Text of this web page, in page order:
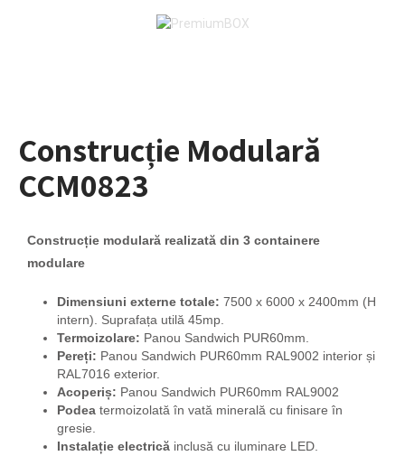
Construcție Modulară
CCM0823
Construcție modulară realizată din 3 containere
modulare
Dimensiuni externe totale: 7500 x 6000 x 2400mm (H
intern). Suprafața utilă 45mp.
Termoizolare: Panou Sandwich PUR60mm.
Pereți: Panou Sandwich PUR60mm RAL9002 interior și
RAL7016 exterior.
Acoperiș: Panou Sandwich PUR60mm RAL9002
Podeatermoizolată în vată minerală cu finisare în
gresie.
Instalație electricăinclusă cu iluminare LED.